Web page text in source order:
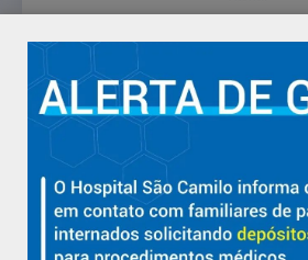
Clínica Geral
Atendimento clínico 24 horas por dia,
pacientes de convênios, referenciados